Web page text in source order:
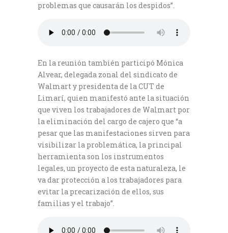
problemas que causarán los despidos”.
En la reunión también participó Mónica
Alvear, delegada zonal del sindicato de
Walmart y presidenta de la CUT de
Limarí, quien manifestó ante la situación
que viven los trabajadores de Walmart por
la eliminación del cargo de cajero que “a
pesar que las manifestaciones sirven para
visibilizar la problemática, la principal
herramienta son los instrumentos
legales, un proyecto de esta naturaleza, le
va dar protección a los trabajadores para
evitar la precarización de ellos, sus
familias y el trabajo”.